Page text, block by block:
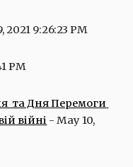
2021 9:26:23 PM
PM
та Дня Перемоги
війні - May 10,